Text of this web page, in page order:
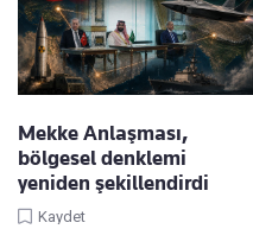
Mekke Anlaşması,
bölgesel denklemi
yeniden şekillendirdi
Kaydet